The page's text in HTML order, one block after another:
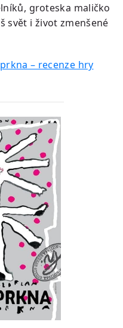
groteska maličko
svět i život zmenšené
– recenze hry